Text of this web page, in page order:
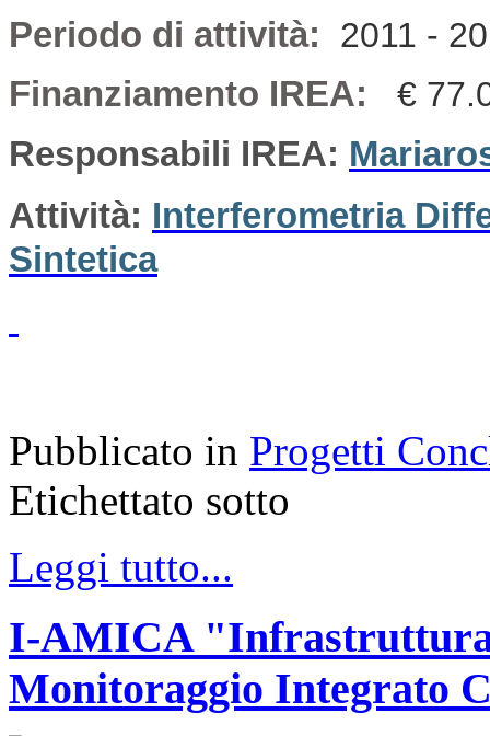
Periodo di attività:
2011 -
Finanziamento IREA:
€
Responsabili IREA:
Attività: Interferometria
Sintetica
Pubblicato in Progetti
Etichettato sotto
Leggi tutto...
I-AMICA "Infrastruttura
Monitoraggio Integrato